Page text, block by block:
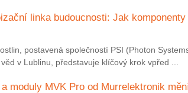
linka budoucnosti: Jak
postavená společností PSI (Photon
v Lublinu, představuje klíčový krok vpřed ...
moduly MVK Pro od Murrelektronik